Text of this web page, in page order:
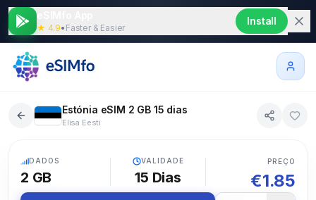
★ 4.9• Faster & Easier
Install
Estónia eSIM 2 GB 15 dias
Elisa Eesti
DADOS
2 GB
VALIDADE
15 Dias
PREÇO
€1.85